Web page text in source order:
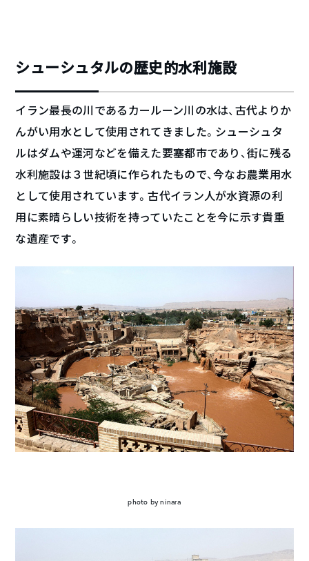
シューシュタルの歴史的水利施設
イラン最長の川であるカールーン川の水は、古代よりか
んがい用水として使用されてきました。シューシュタ
ルはダムや運河などを備えた要塞都市であり、街に残る
水利施設は３世紀頃に作られたもので、今なお農業用水
として使用されています。古代イラン人が水資源の利
用に素晴らしい技術を持っていたことを今に示す貴重
な遺産です。
photo by ninara